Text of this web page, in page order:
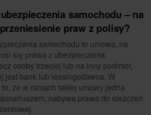
samochodu – na
praw z polisy?
samochodu to umowa, na
się prawa z ubezpieczenia
osoby trzeciej lub na inny podmiot,
jest bank lub leasingodawca. W
że w ramach takiej umowy jedna
nabywa prawa do roszczeń